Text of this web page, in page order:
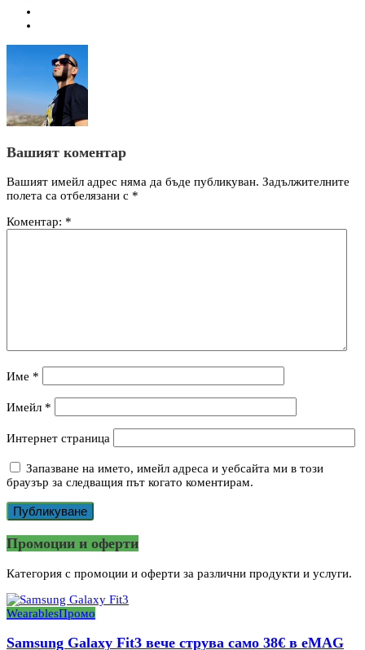
Вашият коментар
Вашият имейл адрес няма да бъде публикуван. Задължителните
полета са отбелязани с *
Коментар: *
Име *
Имейл *
Интернет страница
Запазване на името, имейл адреса и уебсайта ми в този
браузър за следващия път когато коментирам.
Промоции и оферти
Категория с промоции и оферти за различни продукти и услуги.
WearablesПромо
Samsung Galaxy Fit3 вече струва само 38€ в eMAG